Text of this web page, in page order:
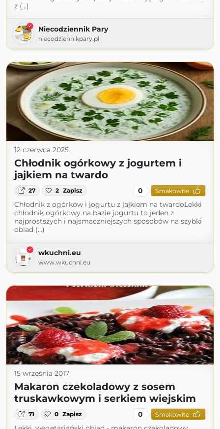
z (...)
Niecodziennik Pary
niecodziennikpary.pl
12 czerwca 2025
Chłodnik ogórkowy z jogurtem i
jajkiem na twardo
27 2 Zapisz 0 Smakowite
Chłodnik z ogórków i jogurtu z jajkiem na twardoLekki
chłodnik ogórkowy na bazie jogurtu to jeden z
najprostszych i najsmaczniejszych sposobów na szybki
obiad (...)
wkuchni.eu
www.wkuchni.eu
15 września 2017
Makaron czekoladowy z sosem
truskawkowym i serkiem wiejskim
71 0 Zapisz 0 Smakowite